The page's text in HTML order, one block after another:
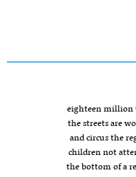
eighteen million
the streets are
and circus the
children not
the bottom of a